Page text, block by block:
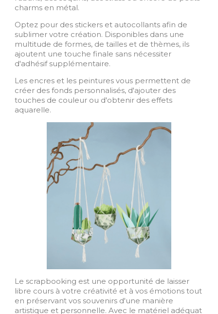
charms en métal.
Optez pour des stickers et autocollants afin de
sublimer votre création. Disponibles dans une
multitude de formes, de tailles et de thèmes, ils
ajoutent une touche finale sans nécessiter
d'adhésif supplémentaire.
Les encres et les peintures vous permettent de
créer des fonds personnalisés, d'ajouter des
touches de couleur ou d'obtenir des effets
aquarelle.
Le scrapbooking est une opportunité de laisser
libre cours à votre créativité et à vos émotions tout
en préservant vos souvenirs d'une manière
artistique et personnelle. Avec le matériel adéquat